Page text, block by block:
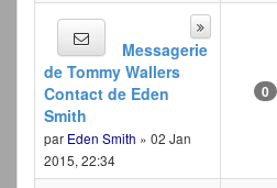
Messagerie
de Tommy Wallers
Contact de Eden
Smith
par Eden Smith » 02 Jan
2015, 22:34
0